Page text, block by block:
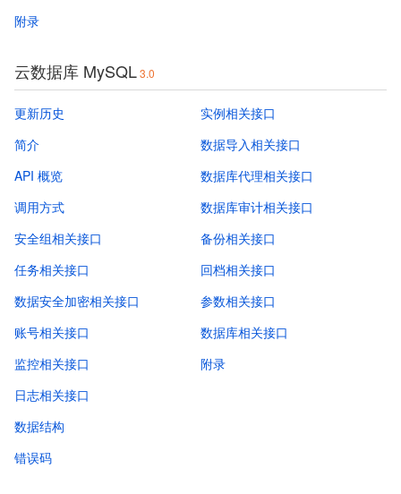
附录
云数据库 MySQL3.0
更新历史
简介
API 概览
调用方式
实例相关接口
数据导入相关接口
数据库代理相关接口
数据库审计相关接口
安全组相关接口
任务相关接口
数据安全加密相关接口
账号相关接口
备份相关接口
回档相关接口
参数相关接口
数据库相关接口
监控相关接口
日志相关接口
数据结构
错误码
附录